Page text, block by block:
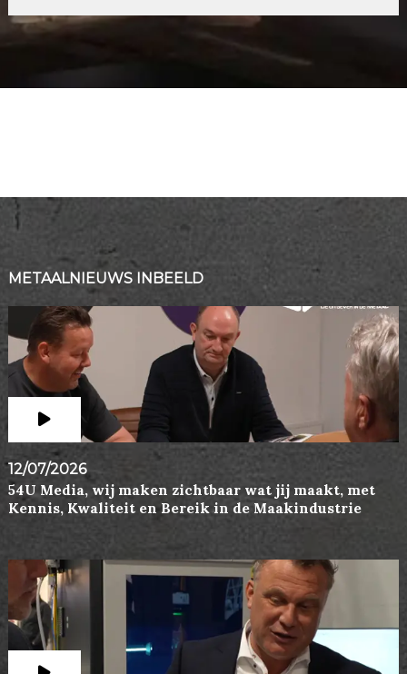
METAALNIEUWS INBEELD
12/07/2026
54U Media, wij maken zichtbaar wat jij maakt, met
Kennis, Kwaliteit en Bereik in de Maakindustrie